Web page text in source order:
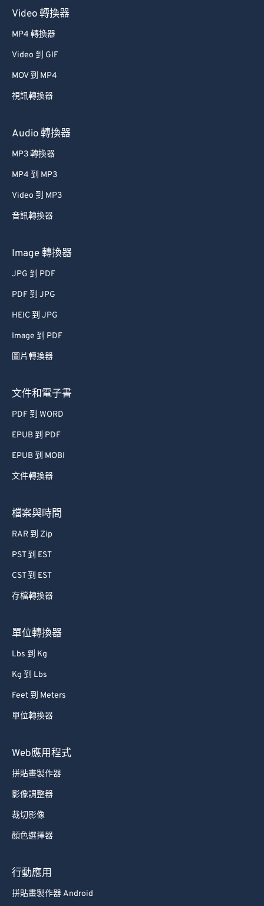
Video 轉換器
MP4 轉換器
Video 到 GIF
MOV 到 MP4
視訊轉換器
Audio 轉換器
MP3 轉換器
MP4 到 MP3
Video 到 MP3
音訊轉換器
Image 轉換器
JPG 到 PDF
PDF 到 JPG
HEIC 到 JPG
Image 到 PDF
圖片轉換器
文件和電子書
PDF 到 WORD
EPUB 到 PDF
EPUB 到 MOBI
文件轉換器
檔案與時間
RAR 到 Zip
PST 到 EST
CST 到 EST
存檔轉換器
單位轉換器
Lbs 到 Kg
Kg 到 Lbs
Feet 到 Meters
單位轉換器
Web應用程式
拼貼畫製作器
影像調整器
裁切影像
顏色選擇器
行動應用
拼貼畫製作器 Android